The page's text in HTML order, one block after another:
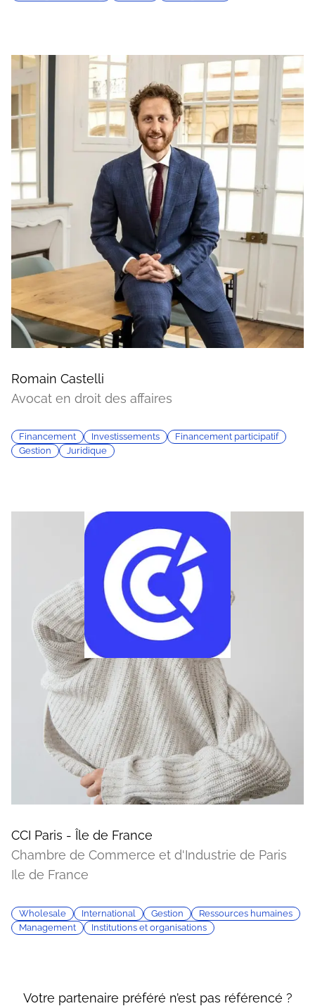
Romain Castelli
Avocat en droit des affaires
Financement Investissements
Financement participatif
Gestion
Juridique
CCI Paris - Île de France
Chambre de Commerce et d'Industrie de Paris
Ile de France
Wholesale International Gestion
Ressources humaines
Management
Institutions et organisations
Votre partenaire préféré n’est pas référencé ?